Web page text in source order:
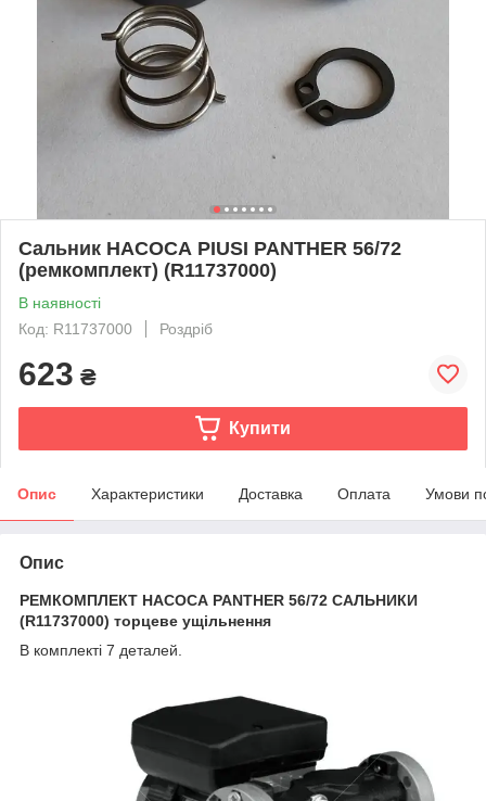
Сальник НАСОСА PIUSI PANTHER 56/72
(ремкомплект) (R11737000)
В наявності
Код: R11737000
Роздріб
623 ₴
Купити
Опис Характеристики Доставка Оплата Умови
Опис
РЕМКОМПЛЕКТ НАСОСА PANTHER 56/72 САЛЬНИКИ
(R11737000) торцеве ущільнення
В комплекті 7 деталей.